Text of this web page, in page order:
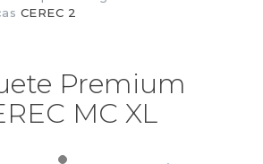
CEREC 2
Premium
MC XL